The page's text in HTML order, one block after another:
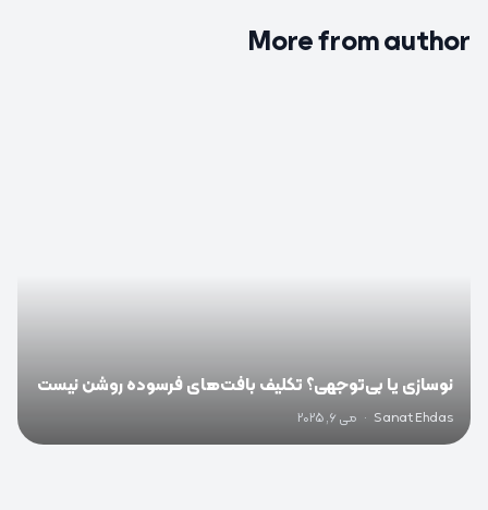
More from author
نوسازی یا بی‌توجهی؟ تکلیف بافت‌های فرسوده روشن نیست
Sanat Ehdas
· می 6, 2025